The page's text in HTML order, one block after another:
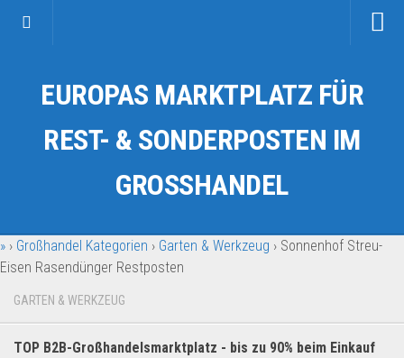
Kategorien
Auto & Motorrad
Fahrzeuge & Transport
Garten & Werkzeug
Geschäft, Büro & Schreibwaren
Geschenkartikel
EUROPAS MARKTPLATZ FÜR
REST- & SONDERPOSTEN IM
GROSSHANDEL
» › Großhandel Kategorien › Garten & Werkzeug › Sonnenhof Streu-
Eisen Rasendünger Restposten
GARTEN & WERKZEUG
TOP B2B-Großhandelsmarktplatz - bis zu 90% beim Einkauf